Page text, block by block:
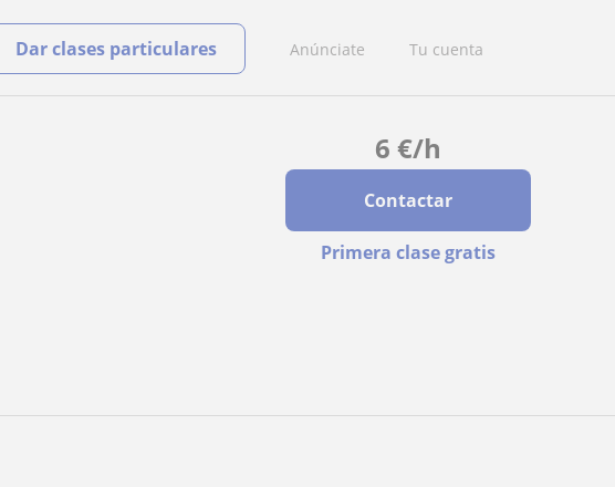
Anúnciate Tu cuenta
Dar clases particulares
6 €/h
Contactar
Primera clase gratis